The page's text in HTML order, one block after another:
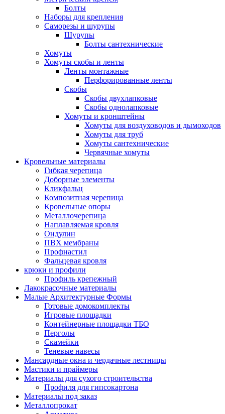
Болты
Наборы для крепления
Саморезы и шурупы
Шурупы
Болты сантехнические
Хомуты
Хомуты скобы и ленты
Ленты монтажные
Перфорированные ленты
Скобы
Скобы двухлапковые
Скобы однолапковые
Хомуты и кронштейны
Хомуты для воздуховодов и дымоходов
Хомуты для труб
Хомуты сантехнические
Червячные хомуты
Кровельные материалы
Гибкая черепица
Доборные элементы
Кликфальц
Композитная черепица
Кровельные опоры
Металлочерепица
Наплавляемая кровля
Ондулин
ПВХ мембраны
Профнастил
Фальцевая кровля
крюки и профили
Профиль крепежный
Лакокрасочные материалы
Малые Архитектурные Формы
Готовые домокомплекты
Игровые площадки
Контейнерные площадки ТБО
Перголы
Скамейки
Теневые навесы
Мансардные окна и чердачные лестницы
Мастики и праймеры
Материалы для сухого строительства
Профиля для гипсокартона
Материалы под заказ
Металлопрокат